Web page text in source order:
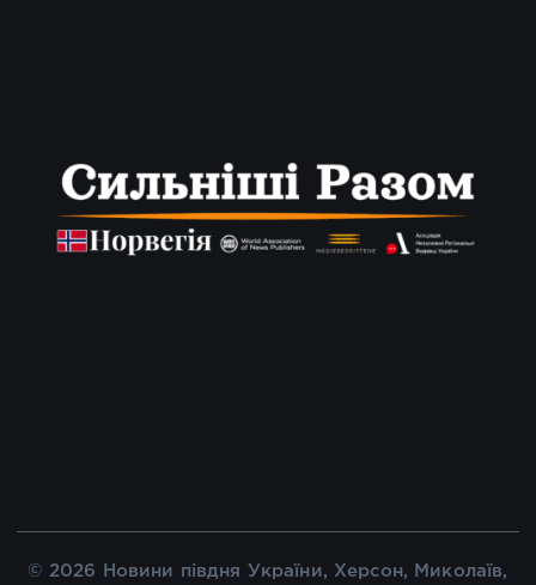
© 2026 Новини півдня України, Херсон, Миколаїв,